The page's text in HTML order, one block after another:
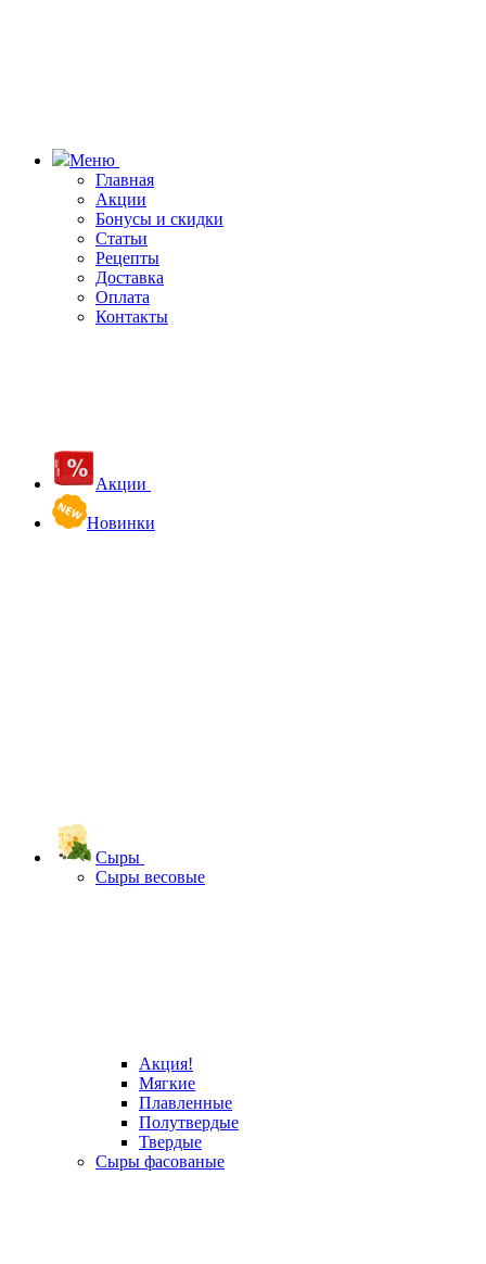
Меню
Главная
Акции
Бонусы и скидки
Статьи
Рецепты
Доставка
Оплата
Контакты
Акции
Новинки
Сыры
Сыры весовые
Акция!
Мягкие
Плавленные
Полутвердые
Твердые
Сыры фасованые